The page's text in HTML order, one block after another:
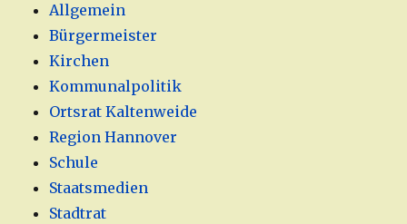
Allgemein
Bürgermeister
Kirchen
Kommunalpolitik
Ortsrat Kaltenweide
Region Hannover
Schule
Staatsmedien
Stadtrat